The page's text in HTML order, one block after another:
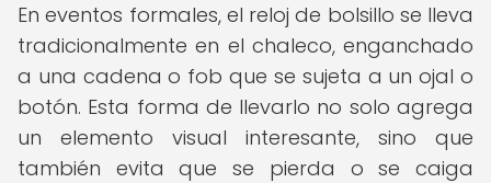
En eventos formales, el reloj de bolsillo se lleva
tradicionalmente en el chaleco, enganchado
a una cadena o fob que se sujeta a un ojal o
botón. Esta forma de llevarlo no solo agrega
un elemento visual interesante, sino que
también evita que se pierda o se caiga